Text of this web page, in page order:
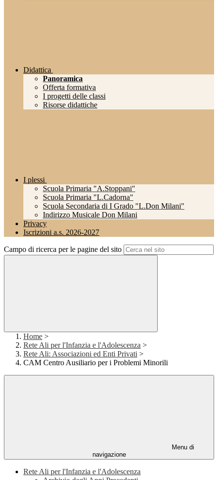
Didattica
Panoramica
Offerta formativa
I progetti delle classi
Risorse didattiche
I plessi
Scuola Primaria "A.Stoppani"
Scuola Primaria "L.Cadorna"
Scuola Secondaria di I Grado "L.Don Milani"
Indirizzo Musicale Don Milani
Privacy
Iscrizioni a.s. 2026-2027
Campo di ricerca per le pagine del sito
Home >
Rete Ali per l'Infanzia e l'Adolescenza >
Rete Ali: Associazioni ed Enti Privati >
CAM Centro Ausiliario per i Problemi Minorili
Menu di
navigazione
Rete Ali per l'Infanzia e l'Adolescenza